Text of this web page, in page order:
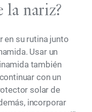
la nariz?
en su rutina junto
Usar un
también
con un
solar de
incorporar